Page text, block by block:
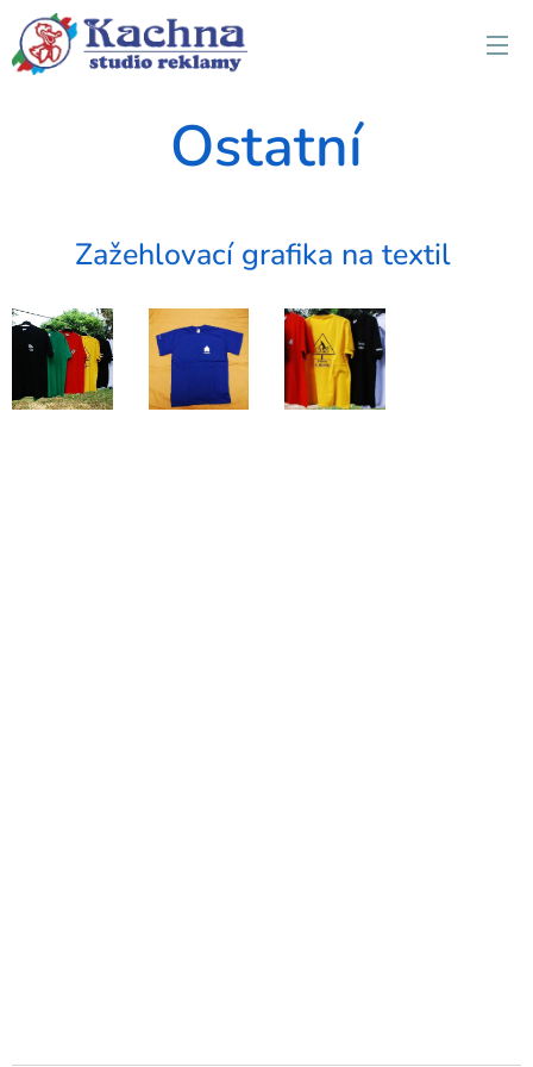
Ostatní
Zažehlovací grafika na textil